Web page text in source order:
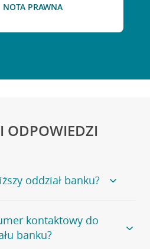
NOTA PRAWNA
ODPOWIEDZI
oddział banku?
banku, zapraszamy na
, na której znajduje się
kontaktowy do
banku?